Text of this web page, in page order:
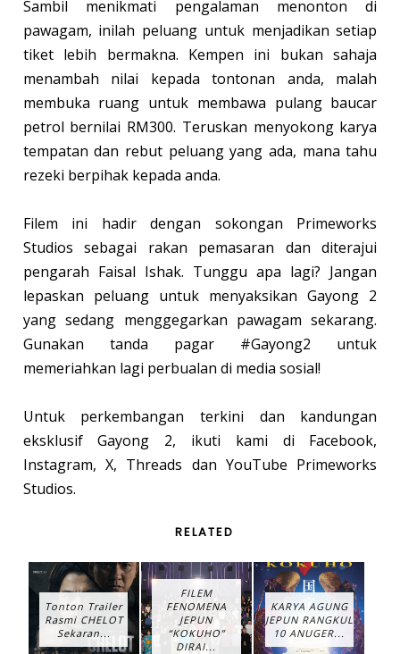
Sambil menikmati pengalaman menonton di
pawagam, inilah peluang untuk menjadikan setiap
tiket lebih bermakna. Kempen ini bukan sahaja
menambah nilai kepada tontonan anda, malah
membuka ruang untuk membawa pulang baucar
petrol bernilai RM300. Teruskan menyokong karya
tempatan dan rebut peluang yang ada, mana tahu
rezeki berpihak kepada anda.
Filem ini hadir dengan sokongan Primeworks
Studios sebagai rakan pemasaran dan diterajui
pengarah Faisal Ishak. Tunggu apa lagi? Jangan
lepaskan peluang untuk menyaksikan Gayong 2
yang sedang menggegarkan pawagam sekarang.
Gunakan tanda pagar #Gayong2 untuk
memeriahkan lagi perbualan di media sosial!
Untuk perkembangan terkini dan kandungan
eksklusif Gayong 2, ikuti kami di Facebook,
Instagram, X, Threads dan YouTube Primeworks
Studios.
RELATED
Tonton Trailer
Rasmi CHELOT
Sekaran...
FILEM
FENOMENA
JEPUN
“KOKUHO”
DIRAI...
KARYA AGUNG
JEPUN RANGKUL
10 ANUGER...